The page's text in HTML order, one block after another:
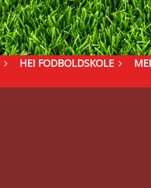
HEI FODBOLDSKOLE